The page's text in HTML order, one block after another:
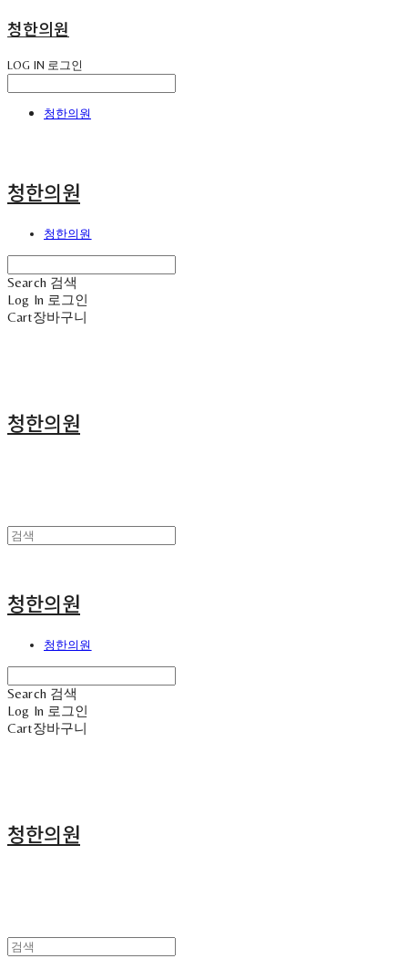
청한의원
LOG IN 로그인
청한의원
청한의원
청한의원
Search 검색
Log In 로그인
Cart장바구니
청한의원
청한의원
청한의원
Search 검색
Log In 로그인
Cart장바구니
청한의원